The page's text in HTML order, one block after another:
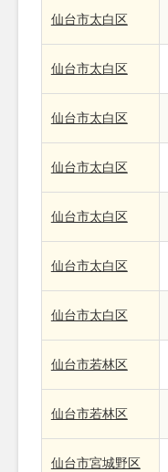
仙台市太白区
仙台市太白区
仙台市太白区
仙台市太白区
仙台市太白区
仙台市太白区
仙台市太白区
仙台市若林区
仙台市若林区
仙台市宮城野区